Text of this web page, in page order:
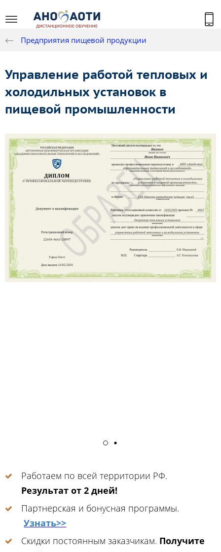
Предприятия пищевой продукции
Управление работой тепловых и
холодильных установок в
пищевой промышленности
Работаем по всей территории РФ.
Результат от 2 дней!
Партнерская и бонусная программы.
Узнать>>
Скидки постоянным заказчикам. Получите